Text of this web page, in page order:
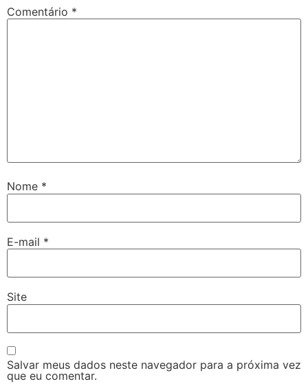
Comentário *
Nome *
E-mail *
Site
Salvar meus dados neste navegador para a próxima vez
que eu comentar.